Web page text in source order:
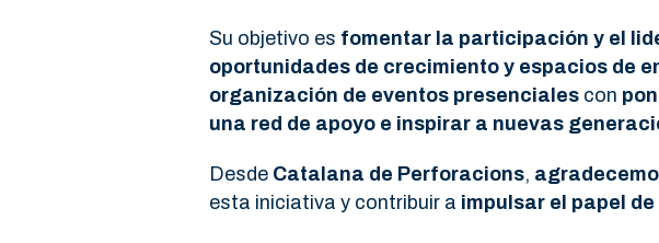
Su objetivo es fomentar la participación y el
oportunidades de crecimiento y espacios de
organización de eventos presenciales con
una red de apoyo e inspirar a nuevas
Desde Catalana de Perforacions,
esta iniciativa y contribuir a impulsar el papel